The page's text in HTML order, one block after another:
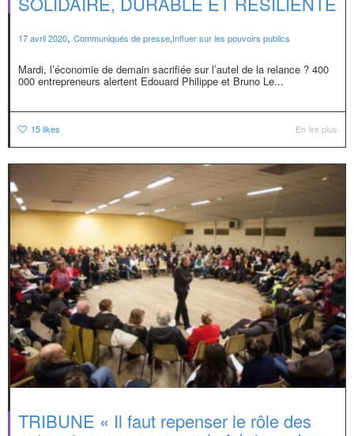
17 avril 2020, Communiqués de presse,Influer sur les pouvoirs publics
Mardi, l’économie de demain sacrifiée sur l’autel de la relance ? 400
000 entrepreneurs alertent Edouard Philippe et Bruno Le...
15likes En lire plus
TRIBUNE « Il faut repenser le rôle des